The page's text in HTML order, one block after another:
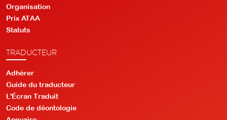
Organisation
Prix ATAA
Statuts
TRADUCTEUR
Adhérer
Guide du traducteur
L'Écran Traduit
Code de déontologie